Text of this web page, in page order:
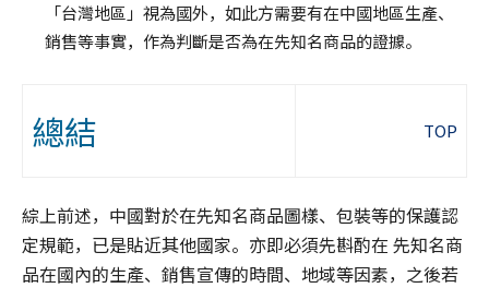
「台灣地區」視為國外，如此方需要有在中國地區生產、
銷售等事實，作為判斷是否為在先知名商品的證據。
總結 TOP
綜上前述，中國對於在先知名商品圖樣、包裝等的保護認
定規範，已是貼近其他國家。亦即必須先斟酌在 先知名商
品在國內的生產、銷售宣傳的時間、地域等因素，之後若